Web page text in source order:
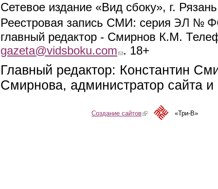
Сетевое издание «Вид сбоку», г.
Реестровая запись СМИ: серия ЭЛ №
главный редактор - Смирнов К.М.
gazeta@vidsboku.com (link sends e-mail)
. 18+
Главный редактор: Константин
Смирнова, администратор сайта
Создание сайтов(link is external)«Три-В»